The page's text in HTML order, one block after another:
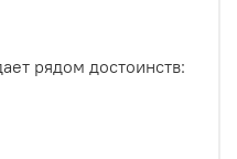
рядом достоинств: